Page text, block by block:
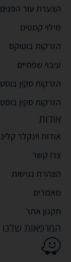
הצערת עור
מילוי קמטים
הזרקות בוטוקס
עיבוי שפתיים
הזרקות סקין
הזרקות סקין
אודות
אודות וינקלר
צרו קשר
הצהרת נגישות
מאמרים
תקנון אתר
המרפאות שלנו